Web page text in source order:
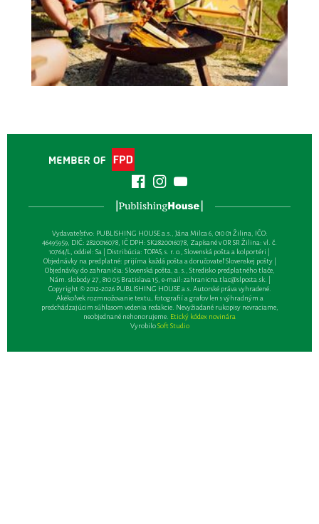
Vydavateľsťvo: PUBLISHING HOUSE a.s., Jána Milca 6, 010 01 Žilina, IČO:
46495959, DIČ: 2820016078, IČ DPH: SK2820016078, Zapísané v OR SR Žilina: vl. č.
10764/L, oddiel: Sa | Distribúcia: TOPAS, s. r. o., Slovenská pošta a kolportéri |
Objednávky na predplatné: prijíma každá pošta a doručovateľ Slovenskej pošty |
Objednávky do zahraničia: Slovenská pošta, a. s., Stredisko predplatného tlače,
Nám. slobody 27, 810 05 Bratislava 15, e-mail:zahranicna.tlac@slposta.sk. |
Copyright © 2012-2026 PUBLISHING HOUSE a.s. Autorské práva vyhradené.
Akékoľvek rozmnožovanie textu, fotografií a grafov len s výhradným a
predchádzajúcim súhlasom vedenia redakcie. Nevyžiadané rukopisy nevraciame,
neobjednané nehonorujeme. Etický kódex novinára
VyrobiloSoft Studio